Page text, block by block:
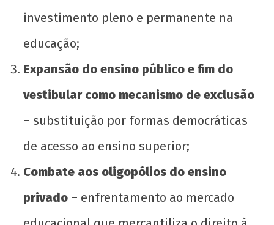
investimento pleno e permanente na
educação;
Expansão do ensino público e fim do
vestibular como mecanismo de exclusão
– substituição por formas democráticas
de acesso ao ensino superior;
Combate aos oligopólios do ensino
privado – enfrentamento ao mercado